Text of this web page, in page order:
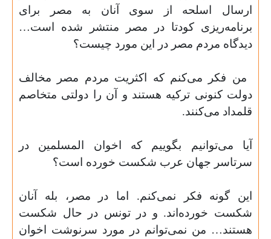
ارسال اسلحه از سوی آنان به مصر برای
برنامه‌ریزی کودتا در مصر منتشر شده است…
دیدگاه مردم مصر در این مورد چیست؟
من فکر می‌کنم که اکثریت مردم مصر مخالف
دولت کنونی ترکیه هستند و آن را دولتی متخاصم
قلمداد می‌کنند.
آیا می‌توانیم بگوییم که اخوان المسلمین در
سرتاسر جهان عرب شکست خورده است؟
این گونه فکر نمی‌کنم. اما در مصر، بله آنان
شکست خورده‌اند. و در تونس در حال شکست
هستند… من نمی‌توانم در مورد سرنوشت اخوان